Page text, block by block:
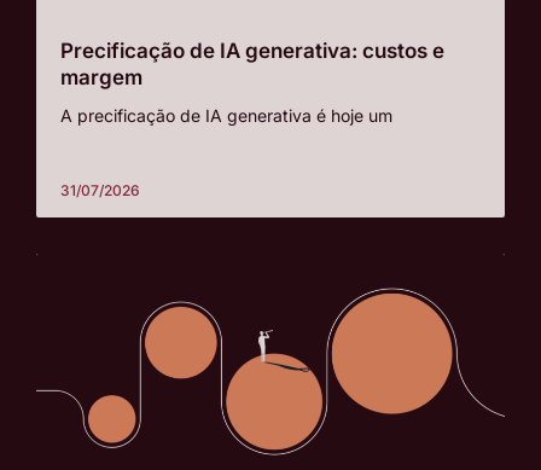
Precificação de IA generativa: custos e
margem
A precificação de IA generativa é hoje um
31/07/2026